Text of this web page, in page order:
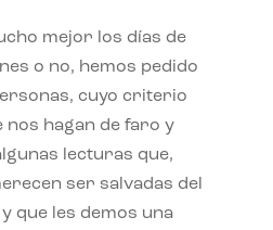
mejor los días de
o no, hemos pedido
cuyo criterio
nos hagan de faro y
lecturas que,
ser salvadas del
que les demos una